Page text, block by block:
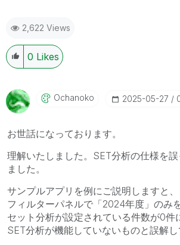
2,622 Views
0 Likes
Ochanoko ‎2025-05-27
お世話になっております。
理解いたしました。SET分析の仕様を
ました。
サンプルアプリを例にご説明しますと、
フィルターパネルで「2024年度」のみ
セット分析が設定されている件数が0件
SET分析が機能していないものと誤解し